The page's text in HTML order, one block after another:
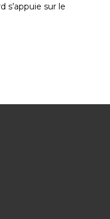
s’appuie sur le